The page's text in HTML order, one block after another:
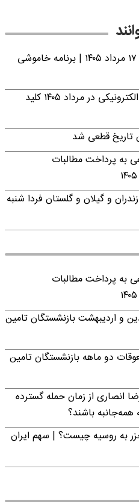
جدول قطعی برق کرمان روز شنبه ۱۷ مرداد ۱۴۰۵ | برنامه خاموشی
خبر فوری؛ افزایش اعتبار کالابرگ الکترونیکی در مرداد ۱۴۰۵ کلید
تاریخ قطعی شد
به پرداخت مطالبات
و گیلان و گلستان فردا شنبه
به پرداخت مطالبات
و اردیبهشت بازنشستگان تامین
دو ماهه بازنشستگان تامین
انصاری از زمان حمله گسترده
همه‌جانبه باشند؟
به روسیه چیست؟ | سهم ایران